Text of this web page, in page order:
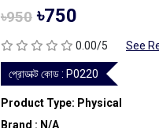
৳950 ৳750
0.00/5 See
প্রোডাক্ট কোড : P0220
Product Type: Physical
Brand : N/A